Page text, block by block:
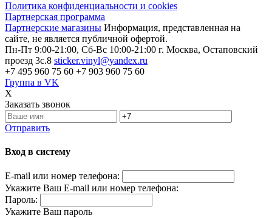
Политика конфиденциальности и cookies
Партнерская программа
Партнерские магазины Информация, представленная на
сайте, не является публичной офертой.
Пн-Пт 9:00-21:00, Сб-Вс 10:00-21:00 г. Москва, Остаповский
проезд 3с.8 sticker.vinyl@yandex.ru
+7 495 960 75 60 +7 903 960 75 60
Группа в VK
X
Заказать звонок
Отправить
Вход в систему
E-mail или номер телефона:
Укажите Ваш E-mail или номер телефона:
Пароль:
Укажите Ваш пароль